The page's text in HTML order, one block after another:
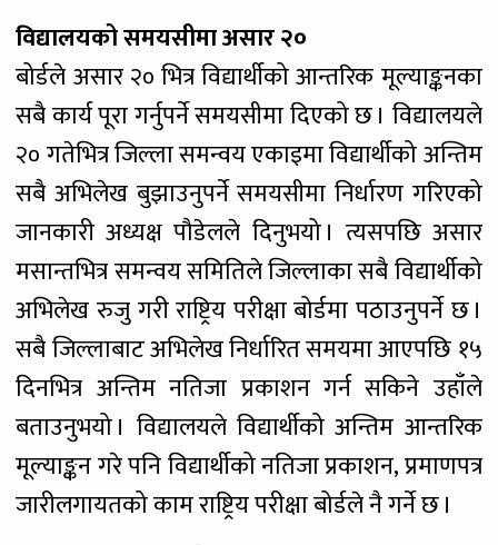
विद्यालयको समयसीमा असार २०
बोर्डले असार २० भित्र विद्यार्थीको आन्तरिक मूल्याङ्कनका
सबै कार्य पूरा गर्नुपर्ने समयसीमा दिएको छ । विद्यालयले
२० गतेभित्र जिल्ला समन्वय एकाइमा विद्यार्थीको अन्तिम
सबै अभिलेख बुझाउनुपर्ने समयसीमा निर्धारण गरिएको
जानकारी अध्यक्ष पौडेलले दिनुभयो । त्यसपछि असार
मसान्तभित्र समन्वय समितिले जिल्लाका सबै विद्यार्थीको
अभिलेख रुजु गरी राष्ट्रिय परीक्षा बोर्डमा पठाउनुपर्ने छ ।
सबै जिल्लाबाट अभिलेख निर्धारित समयमा आएपछि १५
दिनभित्र अन्तिम नतिजा प्रकाशन गर्न सकिने उहाँले
बताउनुभयो । विद्यालयले विद्यार्थीको अन्तिम आन्तरिक
मूल्याङ्कन गरे पनि विद्यार्थीको नतिजा प्रकाशन, प्रमाणपत्र
जारीलगायतको काम राष्ट्रिय परीक्षा बोर्डले नै गर्ने छ ।